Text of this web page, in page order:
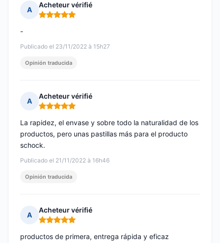
A
Acheteur vérifié
Nota: 5 de 5
Publicado el 23/11/2022 à 15h27
-
Opinión traducida
A
Acheteur vérifié
Nota: 5 de 5
Publicado el 21/11/2022 à 16h46
La rapidez, el envase y sobre todo la naturalidad de los
productos, pero unas pastillas más para el producto
schock.
Opinión traducida
A
Acheteur vérifié
Nota: 5 de 5
productos de primera, entrega rápida y eficaz